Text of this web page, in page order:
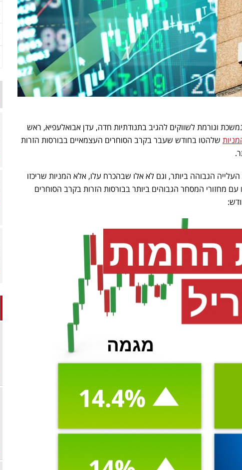
וגורמת לשווקים להגיב בתנודתיות חדה, עדן אבואלעפיא, ראש
שלהטו בחודש שעבר בקרב הסוחרים העצמאיים בבורסות הזרות
הגבוהה ביותר, וגם לא אלו שבהכרח עלו, אלא המניות שריכזו
מחזורי המסחר הגבוהים ביותר בבורסות הזרות בקרב הסוחרים